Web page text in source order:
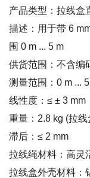
产品类型：拉线盒
描述：用于带 6
围 0 m ... 5 m
供货范围：不含编
测量范围：0 m ...
线性度：≤ ± 3 mm
重量：2.8 kg (拉线
滞后：≤ 2 mm
拉线绳材料：高灵
拉线盒外壳材料：